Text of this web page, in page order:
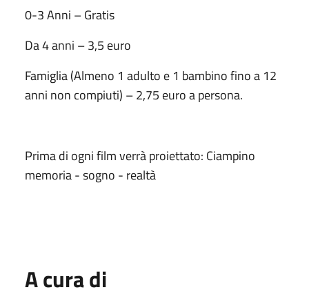
0-3 Anni – Gratis
Da 4 anni – 3,5 euro
Famiglia (Almeno 1 adulto e 1 bambino fino a 12
anni non compiuti) – 2,75 euro a persona.
Prima di ogni film verrà proiettato: Ciampino
memoria - sogno - realtà
A cura di